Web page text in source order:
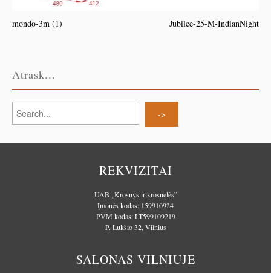
mondo-3m (1) Jubilee-25-M-IndianNight
Atrask...
REKVIZITAI
UAB „Krosnys ir krosnelės”
Įmonės kodas: 159910924
PVM kodas: LT599109219
P. Lukšio 32, Vilnius
SALONAS VILNIUJE